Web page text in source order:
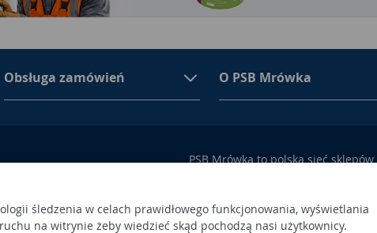
śledzenia w celach prawidłowego funkcjonowania, wyświetlania
na witrynie żeby wiedzieć skąd pochodzą nasi użytkownicy.
Obsługa zamówień O PSB Mrówka
Busko-Zdrój
PSB Mrówka to polska sieć
także artykuły związane z ogrodem